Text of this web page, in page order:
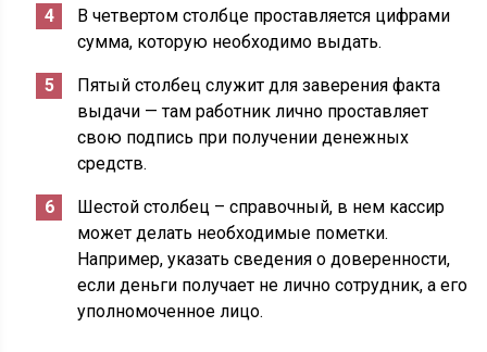
В четвертом столбце проставляется цифрами
сумма, которую необходимо выдать.
Пятый столбец служит для заверения факта
выдачи — там работник лично проставляет
свою подпись при получении денежных
средств.
Шестой столбец – справочный, в нем кассир
может делать необходимые пометки.
Например, указать сведения о доверенности,
если деньги получает не лично сотрудник, а его
уполномоченное лицо.